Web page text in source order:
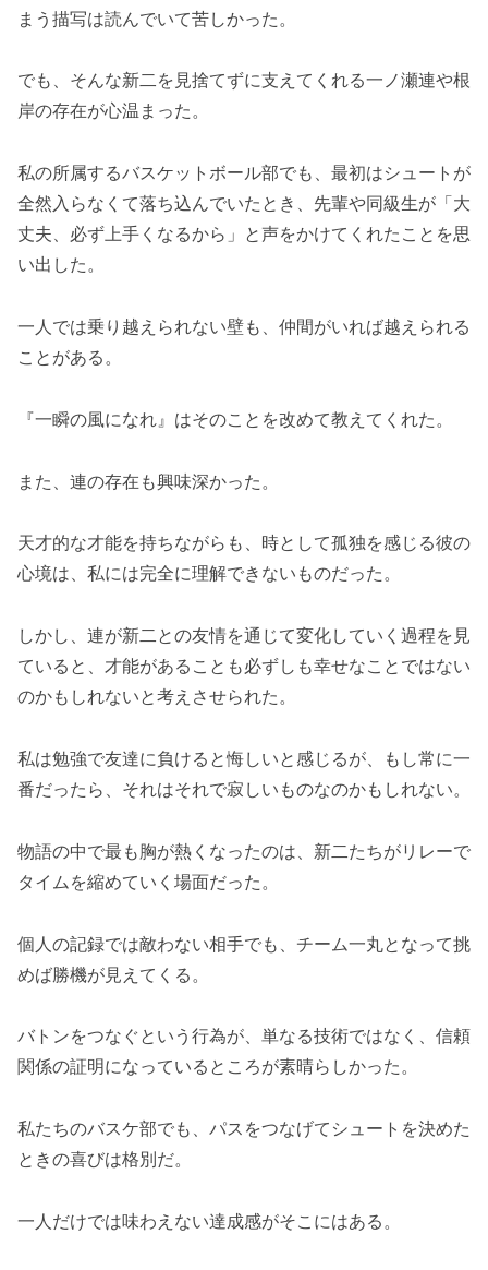
まう描写は読んでいて苦しかった。
でも、そんな新二を見捨てずに支えてくれる一ノ瀬連や根
岸の存在が心温まった。
私の所属するバスケットボール部でも、最初はシュートが
全然入らなくて落ち込んでいたとき、先輩や同級生が「大
丈夫、必ず上手くなるから」と声をかけてくれたことを思
い出した。
一人では乗り越えられない壁も、仲間がいれば越えられる
ことがある。
『一瞬の風になれ』はそのことを改めて教えてくれた。
また、連の存在も興味深かった。
天才的な才能を持ちながらも、時として孤独を感じる彼の
心境は、私には完全に理解できないものだった。
しかし、連が新二との友情を通じて変化していく過程を見
ていると、才能があることも必ずしも幸せなことではない
のかもしれないと考えさせられた。
私は勉強で友達に負けると悔しいと感じるが、もし常に一
番だったら、それはそれで寂しいものなのかもしれない。
物語の中で最も胸が熱くなったのは、新二たちがリレーで
タイムを縮めていく場面だった。
個人の記録では敵わない相手でも、チーム一丸となって挑
めば勝機が見えてくる。
バトンをつなぐという行為が、単なる技術ではなく、信頼
関係の証明になっているところが素晴らしかった。
私たちのバスケ部でも、パスをつなげてシュートを決めた
ときの喜びは格別だ。
一人だけでは味わえない達成感がそこにはある。